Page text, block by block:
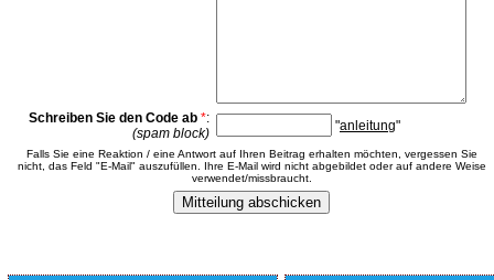
Schreiben Sie den Code ab *:
(spam block)
"anleitung"
Falls Sie eine Reaktion / eine Antwort auf Ihren Beitrag erhalten möchten, vergessen Sie
nicht, das Feld "E-Mail" auszufüllen. Ihre E-Mail wird nicht abgebildet oder auf andere Weise
verwendet/missbraucht.